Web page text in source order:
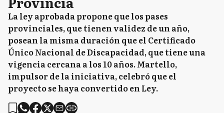
La ley aprobada propone que los pases
provinciales, que tienen validez de un año,
posean la misma duración que el Certificado
Único Nacional de Discapacidad, que tiene una
vigencia cercana a los 10 años. Martello,
impulsor de la iniciativa, celebró que el
proyecto se haya convertido en Ley.